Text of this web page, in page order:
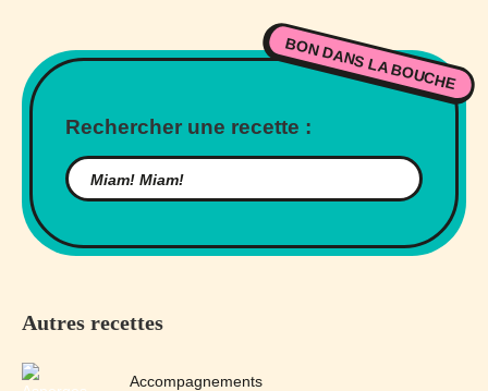
BON DANS LA BOUCHE
Rechercher une recette :
Autres recettes
Accompagnements